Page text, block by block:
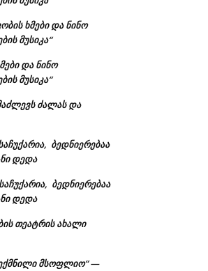
ხმები და ნინო
მუსიკა“
და ნინო
მუსიკა“
ძალას და
ბედნიერებაა
დედა
ბედნიერებაა
დედა
თეატრის ახალი
მსოფლიო“ —